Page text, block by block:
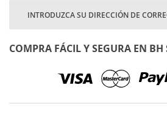
boletín
de
COMPRA FÁCIL Y SEGURA EN BH